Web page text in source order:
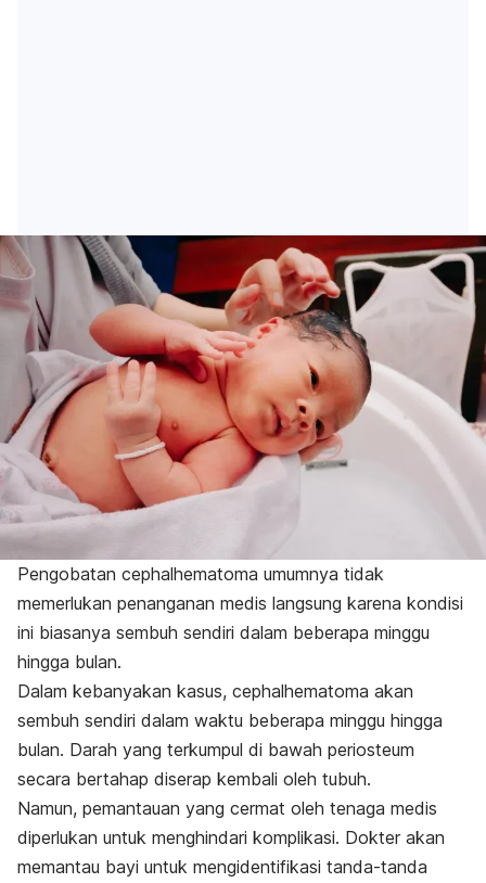
Pengobatan cephalhematoma umumnya tidak
memerlukan penanganan medis langsung karena kondisi
ini biasanya sembuh sendiri dalam beberapa minggu
hingga bulan.
Dalam kebanyakan kasus, cephalhematoma akan
sembuh sendiri dalam waktu beberapa minggu hingga
bulan. Darah yang terkumpul di bawah periosteum
secara bertahap diserap kembali oleh tubuh.
Namun, pemantauan yang cermat oleh tenaga medis
diperlukan untuk menghindari komplikasi. Dokter akan
memantau bayi untuk mengidentifikasi tanda-tanda